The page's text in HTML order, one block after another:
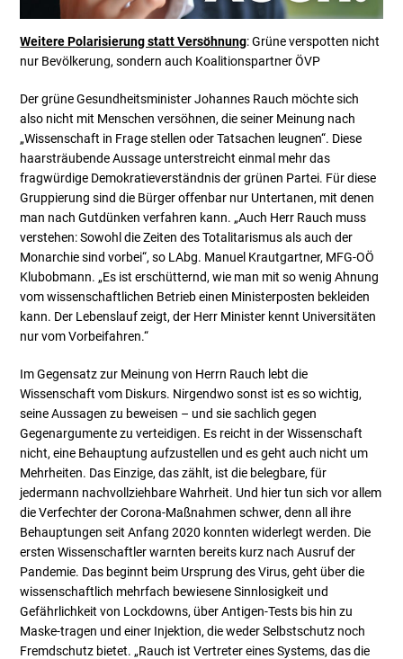
Weitere Polarisierung statt Versöhnung: Grüne verspotten nicht
nur Bevölkerung, sondern auch Koalitionspartner ÖVP
Der grüne Gesundheitsminister Johannes Rauch möchte sich
also nicht mit Menschen versöhnen, die seiner Meinung nach
„Wissenschaft in Frage stellen oder Tatsachen leugnen“. Diese
haarsträubende Aussage unterstreicht einmal mehr das
fragwürdige Demokratieverständnis der grünen Partei. Für diese
Gruppierung sind die Bürger offenbar nur Untertanen, mit denen
man nach Gutdünken verfahren kann. „Auch Herr Rauch muss
verstehen: Sowohl die Zeiten des Totalitarismus als auch der
Monarchie sind vorbei“, so LAbg. Manuel Krautgartner, MFG-OÖ
Klubobmann. „Es ist erschütternd, wie man mit so wenig Ahnung
vom wissenschaftlichen Betrieb einen Ministerposten bekleiden
kann. Der Lebenslauf zeigt, der Herr Minister kennt Universitäten
nur vom Vorbeifahren.“
Im Gegensatz zur Meinung von Herrn Rauch lebt die
Wissenschaft vom Diskurs. Nirgendwo sonst ist es so wichtig,
seine Aussagen zu beweisen – und sie sachlich gegen
Gegenargumente zu verteidigen. Es reicht in der Wissenschaft
nicht, eine Behauptung aufzustellen und es geht auch nicht um
Mehrheiten. Das Einzige, das zählt, ist die belegbare, für
jedermann nachvollziehbare Wahrheit. Und hier tun sich vor allem
die Verfechter der Corona-Maßnahmen schwer, denn all ihre
Behauptungen seit Anfang 2020 konnten widerlegt werden. Die
ersten Wissenschaftler warnten bereits kurz nach Ausruf der
Pandemie. Das beginnt beim Ursprung des Virus, geht über die
wissenschaftlich mehrfach bewiesene Sinnlosigkeit und
Gefährlichkeit von Lockdowns, über Antigen-Tests bis hin zu
Maske-tragen und einer Injektion, die weder Selbstschutz noch
Fremdschutz bietet. „Rauch ist Vertreter eines Systems, das die